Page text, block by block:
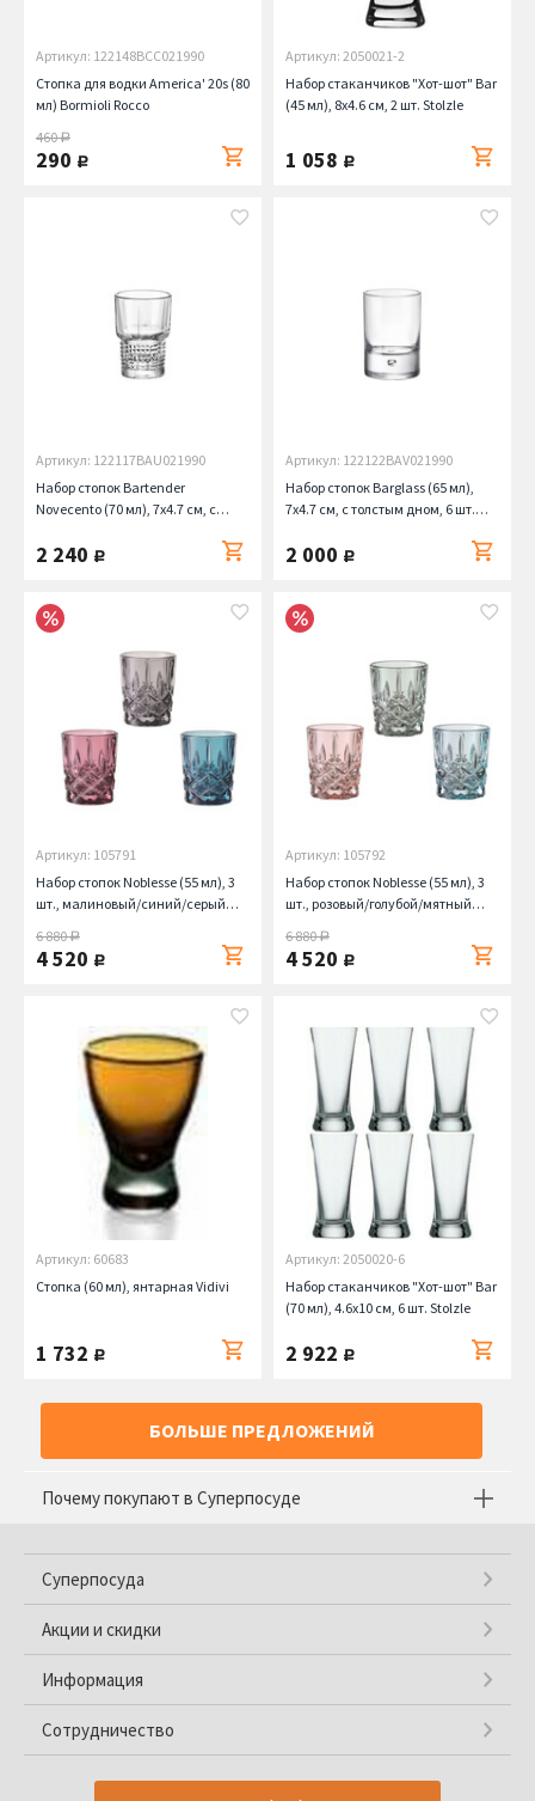
Артикул: 122148BCC021990
Стопка для водки America' 20s (80
мл) Bormioli Rocco
460руб.
290 руб.
Артикул: 2050021-2
Набор стаканчиков "Хот-шот" Bar
(45 мл), 8х4.6 см, 2 шт. Stolzle
1 058 руб.
Артикул: 122117BAU021990
Набор стопок Bartender
Novecento (70 мл), 7х4.7 см, с
Rocco
2 240 руб.
Артикул: 122122BAV021990
Набор стопок Barglass (65 мл),
7х4.7 см, с толстым дном, 6 шт.
2 000 руб.
Артикул: 105791
Набор стопок Noblesse (55 мл), 3
шт., малиновый/синий/серый
6 880руб.
4 520 руб.
Артикул: 105792
Набор стопок Noblesse (55 мл), 3
шт., розовый/голубой/мятный
6 880руб.
4 520 руб.
Артикул: 60683
Стопка (60 мл), янтарная Vidivi
1 732 руб.
Артикул: 2050020-6
Набор стаканчиков "Хот-шот" Bar
(70 мл), 4.6х10 см, 6 шт. Stolzle
2 922 руб.
БОЛЬШЕ ПРЕДЛОЖЕНИЙ
Почему покупают в Суперпосуде
Суперпосуда
Акции и скидки
Информация
Сотрудничество